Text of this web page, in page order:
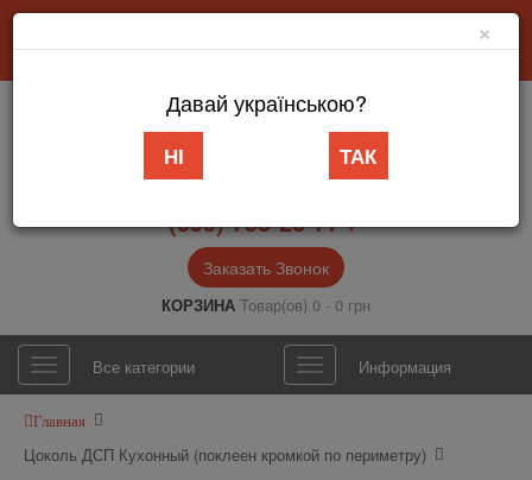
×
Давай українською?
НІ ТАК
(099) 753-26-77▼
Заказать Звонок
КОРЗИНА Товар(ов) 0 - 0 грн
Все категории Информация
Главная
Цоколь ДСП Кухонный (поклеен кромкой по периметру)